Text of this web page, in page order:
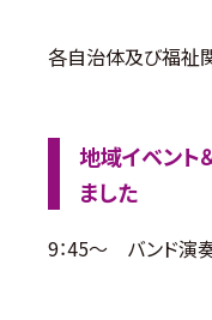
各自治体及び福祉
地域イベント
ました
9：45～ バンド演